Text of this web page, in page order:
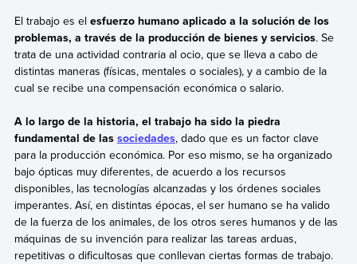
El trabajo es el esfuerzo humano aplicado a la solución de los
problemas, a través de la producción de bienes y servicios. Se
trata de una actividad contraria al ocio, que se lleva a cabo de
distintas maneras (físicas, mentales o sociales), y a cambio de la
cual se recibe una compensación económica o salario.
A lo largo de la historia, el trabajo ha sido la piedra
fundamental de las sociedades, dado que es un factor clave
para la producción económica. Por eso mismo, se ha organizado
bajo ópticas muy diferentes, de acuerdo a los recursos
disponibles, las tecnologías alcanzadas y los órdenes sociales
imperantes. Así, en distintas épocas, el ser humano se ha valido
de la fuerza de los animales, de los otros seres humanos y de las
máquinas de su invención para realizar las tareas arduas,
repetitivas o dificultosas que conllevan ciertas formas de trabajo.